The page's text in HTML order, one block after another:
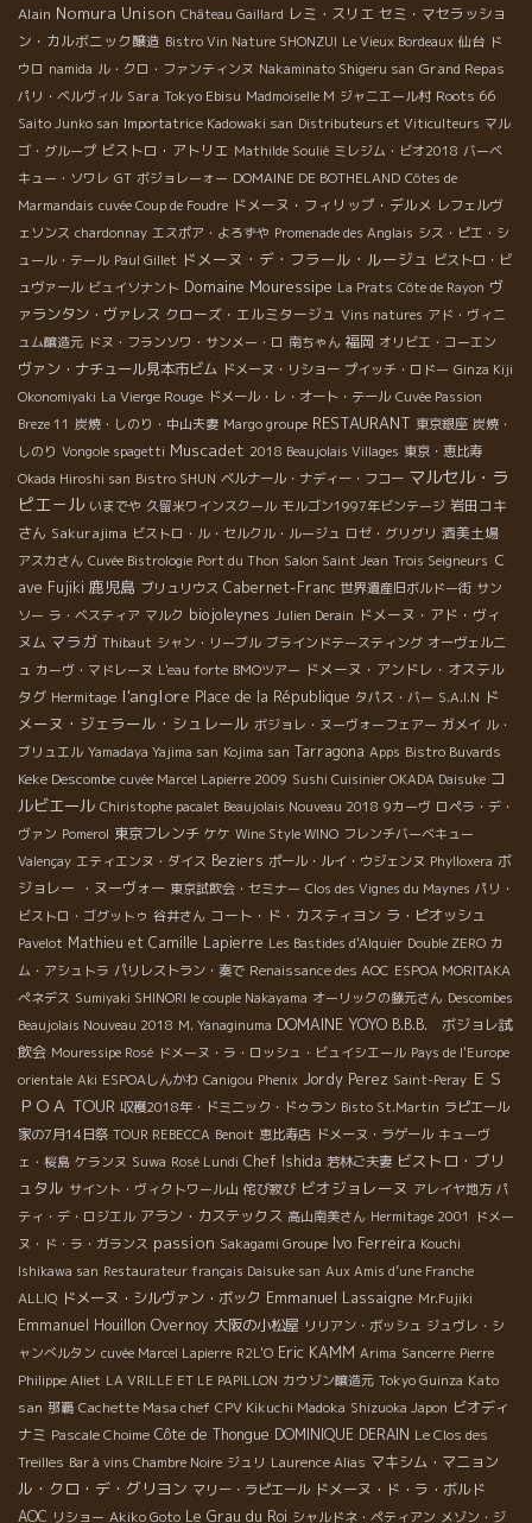
Alain Nomura Unison Château Gaillard レミ・スリエ セミ・マセラッショ
ン・カルボニック醸造 Bistro Vin Nature SHONZUI Le Vieux Bordeaux 仙台 ド
ウロ namida ル・クロ・ファンティンヌ Nakaminato Shigeru san Grand Repas
パリ・ベルヴィル Sara Tokyo Ebisu Madmoiselle M ジャニエール村 Roots 66
Saito Junko san Importatrice Kadowaki san Distributeurs et Viticulteurs マル
ゴ・グループ ビストロ・アトリエ Mathilde Soulié ミレジム・ビオ2018 バーベ
キュー・ソワレ GT ボジョレーォー DOMAINE DE BOTHELAND Côtes de
Marmandais cuvée Coup de Foudre ドメーヌ・フィリップ・デルメ レフェルヴ
ェソンス chardonnay エスポア・よろずや Promenade des Anglais シス・ピエ・シ
ュール・テール Paul Gillet ドメーヌ・デ・フラール・ルージュ
ビストロ・ビ
ュヴァール ビュイソナント Domaine Mouressipe La Prats Côte de Rayon ヴ
ァランタン・ヴァレス クローズ・エルミタージュ Vins natures アド・ヴィニ
ュム醸造元 ドヌ・フランソワ・サンメー・ロ 南ちゃん 福岡 オリビエ・コーエン
ヴァン・ナチュール見本市ビム ドメーヌ・リショー プイッチ・ロドー Ginza Kiji
Okonomiyaki La Vierge Rouge ドメール・レ・オート・テール Cuvée Passion
Breze 11 炭焼・しのり・中山夫妻 Margo groupe RESTAURANT 東京銀座 炭焼・
しのり Vongole spagetti Muscadet 2018 Beaujolais Villages 東京・恵比寿
Okada Hiroshi san Bistro SHUN ベルナール・ナディー・フコー マルセル・ラ
ピエ－ル いまでや 久留米ワインスクール モルゴン1997年ビンテージ 岩田コキ
さん Sakurajima ビストロ・ル・セルクル・ルージュ ロゼ・グリグリ 酒美土場
アスカさん Cuvée Bistrologie Port du Thon Salon Saint Jean Trois Seigneurs Ｃ
ave Fujiki 鹿児島 ブリュリウス Cabernet-Franc 世界遺産旧ボルドー街 サン
ソー ラ・ベスティア マルク biojoleynes Julien Derain ドメーヌ・アド・ヴィ
ヌム マラガ Thibaut シャン・リーブル ブラインドテースティング オーヴェルニ
ュ カーヴ・マドレーヌ L'eau forte BMOツアー ドメーヌ・アンドレ・オステル
タグ Hermitage l'anglore Place de la République タパス・バー S.A.I.N ド
メーヌ・ジェラール・シュレール ボジョレ・ヌーヴォーフェアー ガメイ ル・
ブリュエル Yamadaya Yajima san Kojima san Tarragona Apps Bistro Buvards
Keke Descombe cuvée Marcel Lapierre 2009 Sushi Cuisinier OKADA Daisuke コ
ルビエール Chiristophe pacalet Beaujolais Nouveau 2018 9カーヴ ロペラ・デ・
ヴァン Pomerol 東京フレンチ ケケ Wine Style WINO フレンチバーベキュー
Valençay エティエンヌ・ダイス Beziers ポール・ルイ・ウジェンヌ Phylloxera ボ
ジョレー ・ヌーヴォー 東京試飲会・セミナー Clos des Vignes du Maynes パリ・
ビストロ・ゴグットゥ 谷井さん コート・ド・カスティヨン ラ・ピオッシュ
Pavelot Mathieu et Camille Lapierre Les Bastides d'Alquier Double ZERO カ
ム・アシュトラ パリレストラン・奏で Renaissance des AOC ESPOA MORITAKA
ぺネデス Sumiyaki SHINORI le couple Nakayama オーリックの藤元さん Descombes
Beaujolais Nouveau 2018 M. Yanaginuma DOMAINE YOYO B.B.B. ボジョレ試
飲会 Mouressipe Rosé ドメーヌ・ラ・ロッシュ・ビュイシエール Pays de l'Europe
orientale Aki ESPOAしんかわ Canigou Phenix Jordy Perez Saint-Peray ＥＳ
ＰＯＡ TOUR 収穫2018年・ドミニック・ドゥラン Bisto St.Martin ラピエール
家の7月14日祭 TOUR REBECCA Benoit 恵比寿店 ドメーヌ・ラゲール キューヴ
ェ・桜島 ケランヌ Suwa Rosé Lundi Chef Ishida 若林ご夫妻 ビストロ・ブリ
ュタル サイント・ヴィクトワール山 侘び寂び ビオジョレーヌ アレイヤ地方 パ
ティ・デ・ロジエル アラン・カステックス 高山南美さん Hermitage 2001
ドメー
ヌ・ド・ラ・ガランス passion Sakagami Groupe Ivo Ferreira Kouchi
Ishikawa san Restaurateur français Daisuke san Aux Amis d’une Franche
ALLIQ ドメーヌ・シルヴァン・ボック Emmanuel Lassaigne Mr.Fujiki
Emmanuel Houillon Overnoy 大阪の小松屋 リリアン・ボッシュ ジュヴレ・シ
ャンべルタン cuvée Marcel Lapierre R2L'O Eric KAMM Arima Sancerre Pierre
Philippe Aliet LA VRILLE ET LE PAPILLON カウゾン醸造元 Tokyo Guinza Kato
san 那覇 Cachette Masa chef CPV Kikuchi Madoka Shizuoka Japon ビオディ
ナミ Pascale Choime Côte de Thongue DOMINIQUE DERAIN Le Clos des
Treilles Bar à vins Chambre Noire ジュリ Laurence Alias マキシム・マニョン
ル・クロ・デ・グリヨン マリー・ラピエール ドメーヌ・ド・ラ・ボルド
AOC リショー Akiko Goto Le Grau du Roi シャルドネ・ペティアン メゾン・ジ